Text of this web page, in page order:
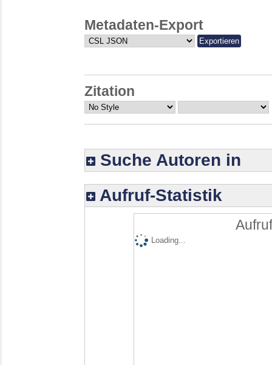
Metadaten-Export
Zitation
Suche Autoren in
Aufruf-Statistik
Loading...